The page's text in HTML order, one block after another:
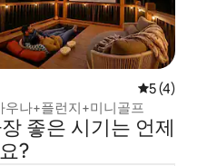
평점 5점
5 (4)
우나+플런지+미니골프
좋은 시기는 언제
?